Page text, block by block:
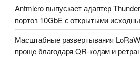
Antmicro выпускает адаптер
портов 10GbE с открытыми
Масштабные развертывания
проще благодаря QR-кодам и